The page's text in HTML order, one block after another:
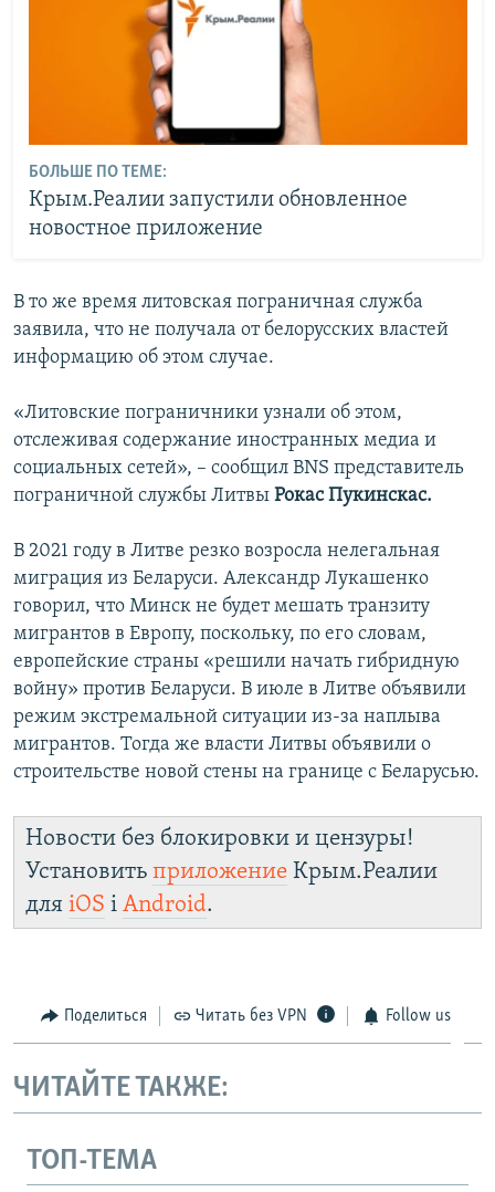
БОЛЬШЕ ПО ТЕМЕ:
Крым.Реалии запустили обновленное
новостное приложение
В то же время литовская пограничная служба
заявила, что не получала от белорусских властей
информацию об этом случае.
«Литовские пограничники узнали об этом,
отслеживая содержание иностранных медиа и
социальных сетей», – сообщил BNS представитель
пограничной службы Литвы Рокас Пукинскас.
В 2021 году в Литве резко возросла нелегальная
миграция из Беларуси. Александр Лукашенко
говорил, что Минск не будет мешать транзиту
мигрантов в Европу, поскольку, по его словам,
европейские страны «решили начать гибридную
войну» против Беларуси. В июле в Литве объявили
режим экстремальной ситуации из-за наплыва
мигрантов. Тогда же власти Литвы объявили о
строительстве новой стены на границе с Беларусью.
Новости без блокировки и цензуры!
Установить приложение Крым.Реалии
для iOS і Android.
Поделиться Читать без VPN Follow us
ЧИТАЙТЕ ТАКЖЕ:
ТОП-ТЕМА